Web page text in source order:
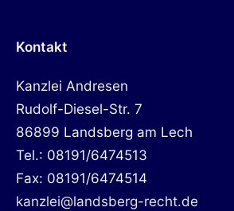
Kontakt
Kanzlei Andresen
Rudolf-Diesel-Str. 7
86899 Landsberg am Lech
Tel.: 08191/6474513
Fax: 08191/6474514
kanzlei@landsberg-recht.de